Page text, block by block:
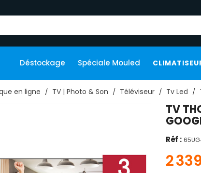
Déstockage Spéciale Mouled
en ligne TV | Photo & Son Téléviseur Tv Led
TV
Réf :
2